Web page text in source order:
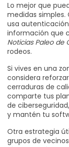
Lo mejor que
medidas
usa
información que
Noticias Paleo de
rodeos.
Si vives en una
considera
cerraduras de
comparte tus
de
y mantén tu
Otra estrategia
grupos de